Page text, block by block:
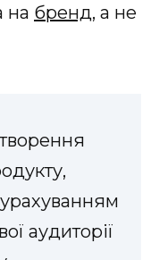
на бренд, а не
аудиторії